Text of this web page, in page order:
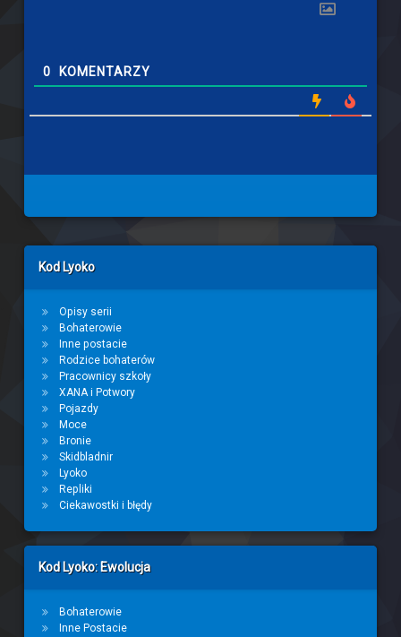
0 KOMENTARZY
Left Sidebar
Kod Lyoko
Opisy serii
Bohaterowie
Inne postacie
Rodzice bohaterów
Pracownicy szkoły
XANA i Potwory
Pojazdy
Moce
Bronie
Skidbladnir
Lyoko
Repliki
Ciekawostki i błędy
Kod Lyoko: Ewolucja
Bohaterowie
Inne Postacie